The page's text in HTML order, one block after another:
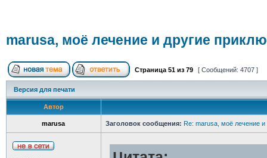
marusa, моё лечение и другие
Страница 51из 79 [ Сообщений: 4707 ]
Версия для печати
Автор
marusa Заголовок сообщения: Re: marusa, моё лечение и